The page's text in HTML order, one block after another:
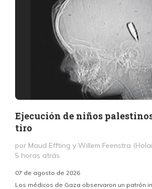
Ejecución de niños
tiro
por Maud Effting y Willem Feenstra
5 horas atrás
07 de agosto de 2026
Los médicos de Gaza observaron un patrón